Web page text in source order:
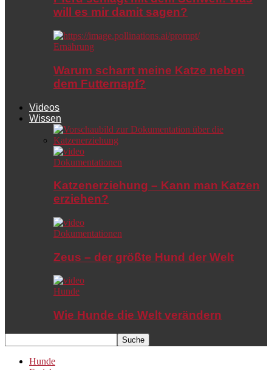
will es mir damit sagen?
Ernährung
Warum scharrt meine Katze neben
dem Futternapf?
Videos
Wissen
Dokumentationen
Katzenerziehung – Kann man Katzen
erziehen?
Dokumentationen
Zeus – der größte Hund der Welt
Hunde
Wie Hunde die Welt verändern
Hunde